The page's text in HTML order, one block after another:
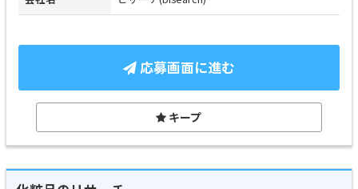
応募画面に進む
キープ